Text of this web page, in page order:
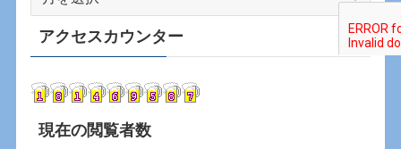
カ
イ
アクセスカウンター
現在の閲覧者数